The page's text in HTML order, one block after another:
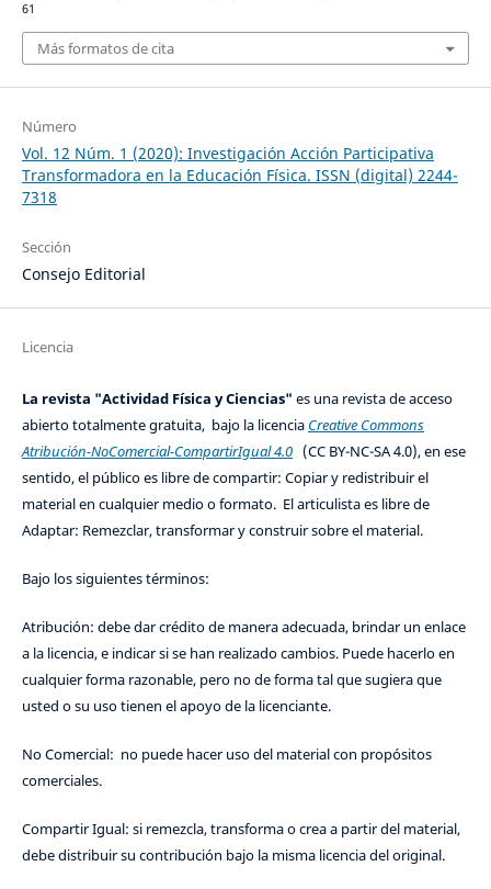
61
Más formatos de cita
Número
Vol. 12 Núm. 1 (2020): Investigación Acción Participativa
Transformadora en la Educación Física. ISSN (digital) 2244-
7318
Sección
Consejo Editorial
Licencia
La revista "Actividad Física y Ciencias" es una revista de acceso
abierto totalmente gratuita, bajo la licencia Creative Commons
Atribución-NoComercial-CompartirIgual 4.0(CC BY-NC-SA 4.0), en ese
sentido, el público es libre de compartir: Copiar y redistribuir el
material en cualquier medio o formato. El articulista es libre de
Adaptar: Remezclar, transformar y construir sobre el material.
Bajo los siguientes términos:
Atribución: debe dar crédito de manera adecuada, brindar un enlace
a la licencia, e indicar si se han realizado cambios. Puede hacerlo en
cualquier forma razonable, pero no de forma tal que sugiera que
usted o su uso tienen el apoyo de la licenciante.
No Comercial: no puede hacer uso del material con propósitos
comerciales.
Compartir Igual: si remezcla, transforma o crea a partir del material,
debe distribuir su contribución bajo la misma licencia del original.